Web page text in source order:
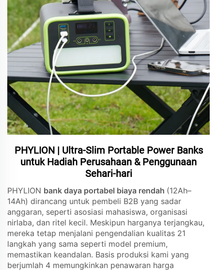
PHYLION | Ultra-Slim Portable Power Banks
untuk Hadiah Perusahaan & Penggunaan
Sehari-hari
PHYLION bank daya portabel biaya rendah (12Ah–
14Ah) dirancang untuk pembeli B2B yang sadar
anggaran, seperti asosiasi mahasiswa, organisasi
nirlaba, dan ritel kecil. Meskipun harganya terjangkau,
mereka tetap menjalani pengendalian kualitas 21
langkah yang sama seperti model premium,
memastikan keandalan. Basis produksi kami yang
berjumlah 4 memungkinkan penawaran harga